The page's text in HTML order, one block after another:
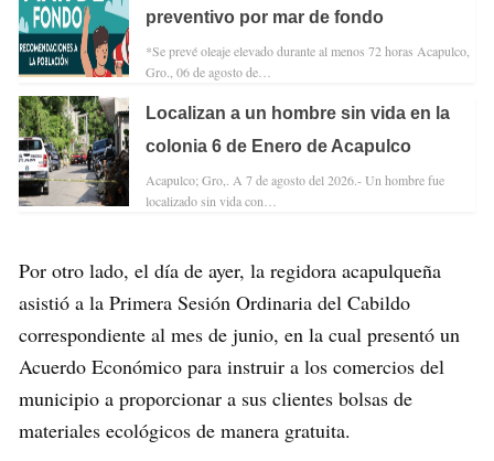
preventivo por mar de fondo
*Se prevé oleaje elevado durante al menos 72 horas Acapulco,
Gro., 06 de agosto de…
Localizan a un hombre sin vida en la
colonia 6 de Enero de Acapulco
Acapulco; Gro,. A 7 de agosto del 2026.- Un hombre fue
localizado sin vida con…
Por otro lado, el día de ayer, la regidora acapulqueña
asistió a la Primera Sesión Ordinaria del Cabildo
correspondiente al mes de junio, en la cual presentó un
Acuerdo Económico para instruir a los comercios del
municipio a proporcionar a sus clientes bolsas de
materiales ecológicos de manera gratuita.